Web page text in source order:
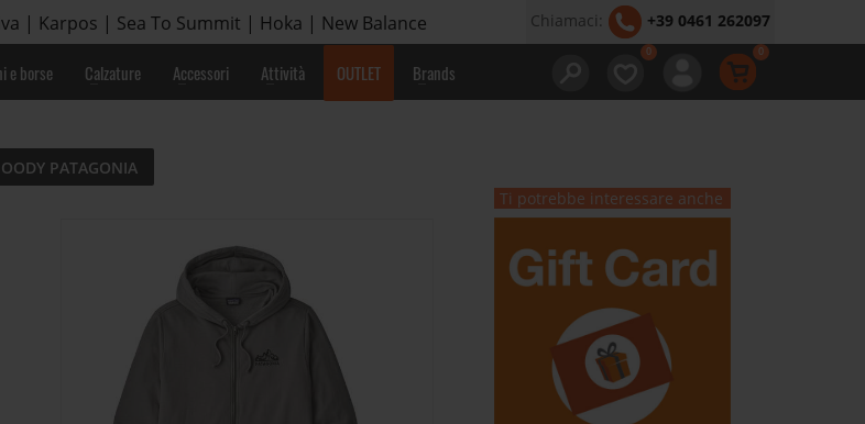
| Karpos | Sea To Summit | Hoka | New Balance Chiamaci: +39 0461 262097
e borse Calzature Accessori Attività OUTLET Brands
PATAGONIA
Ti potrebbe interessare anche